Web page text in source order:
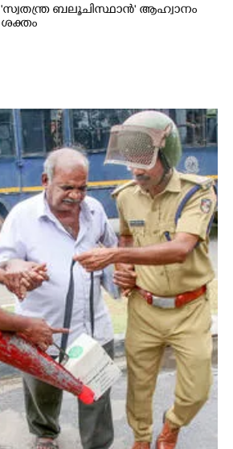
'സ്വതന്ത്ര ബലൂചിസ്ഥാൻ' ആഹ്വാനം
ശക്തം